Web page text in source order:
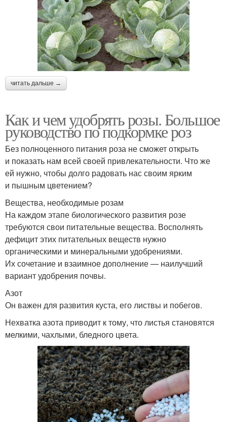
читать дальше →
Как и чем удобрять розы. Большое
руководство по подкормке роз
Без полноценного питания роза не сможет открыть
и показать нам всей своей привлекательности. Что же
ей нужно, чтобы долго радовать нас своим ярким
и пышным цветением?
Вещества, необходимые розам
На каждом этапе биологического развития розе
требуются свои питательные вещества. Восполнять
дефицит этих питательных веществ нужно
органическими и минеральными удобрениями.
Их сочетание и взаимное дополнение — наилучший
вариант удобрения почвы.
Азот
Он важен для развития куста, его листвы и побегов.
Нехватка азота приводит к тому, что листья становятся
мелкими, чахлыми, бледного цвета.